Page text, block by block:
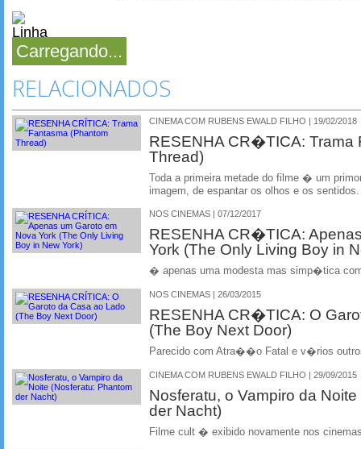
Carregando...
RELACIONADOS
CINEMA COM RUBENS EWALD FILHO | 19/02/2018
RESENHA CR�TICA: Trama
Thread)
Toda a primeira metade do filme � um
imagem, de espantar os olhos e os
NOS CINEMAS | 07/12/2017
RESENHA CR�TICA:
York (The Only Living Boy in
� apenas uma modesta mas simp�tica
NOS CINEMAS | 26/03/2015
RESENHA CR�TICA: O
(The Boy Next Door)
Parecido com Atra��o Fatal e v�rios
CINEMA COM RUBENS EWALD FILHO | 29/09/2015
Nosferatu, o Vampiro da
der Nacht)
Filme cult � exibido novamente nos